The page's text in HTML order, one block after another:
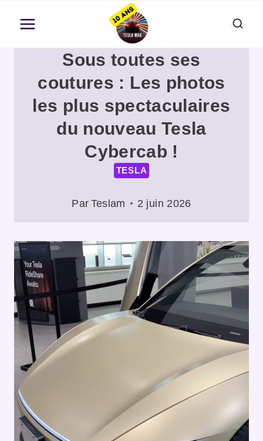
contenu
Sous toutes ses
coutures : Les photos
les plus spectaculaires
du nouveau Tesla
Cybercab !
TESLA
Par Teslam 2 juin 2026